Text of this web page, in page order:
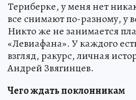
Териберке, у меня нет
все снимают по-разному, у
Никто же не занимается
«Левиафана». У каждого
взгляд, ракурс, личная
Андрей Звягинцев.
Чего ждать поклонникам